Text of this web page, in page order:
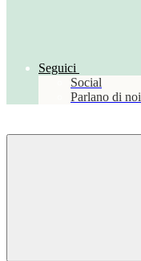
Seguici
Social
Parlano di noi